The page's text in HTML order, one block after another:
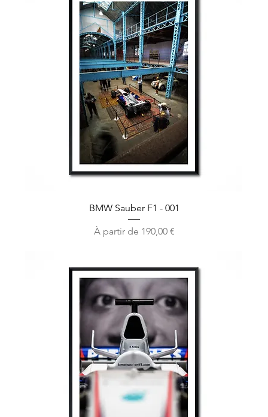
BMW Sauber F1 - 001
À partir de 190,00 €
Prix promotionnel